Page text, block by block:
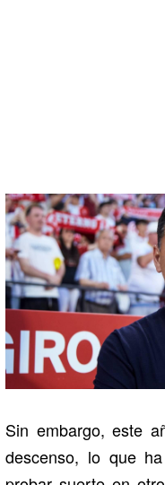
Sin embargo, este
descenso, lo que